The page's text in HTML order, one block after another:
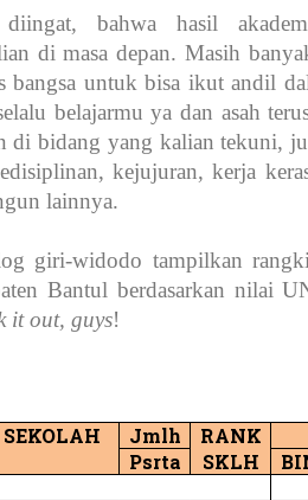
bahwa hasil
di masa depan. Masih
bangsa untuk bisa ikut andil
belajarmu ya dan asah
di bidang yang kalian tekuni,
kejujuran, kerja
lainnya.
giri-widodo tampilkan
Bantul berdasarkan nilai
it out, guys!
Jmlh RANK
Psrta
SKLH